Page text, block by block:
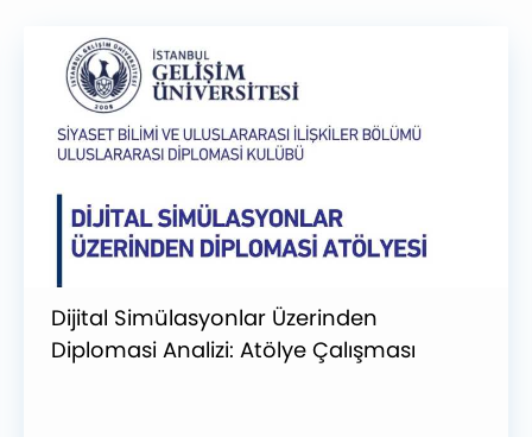
Dijital Simülasyonlar Üzerinden
Diplomasi Analizi: Atölye Çalışması